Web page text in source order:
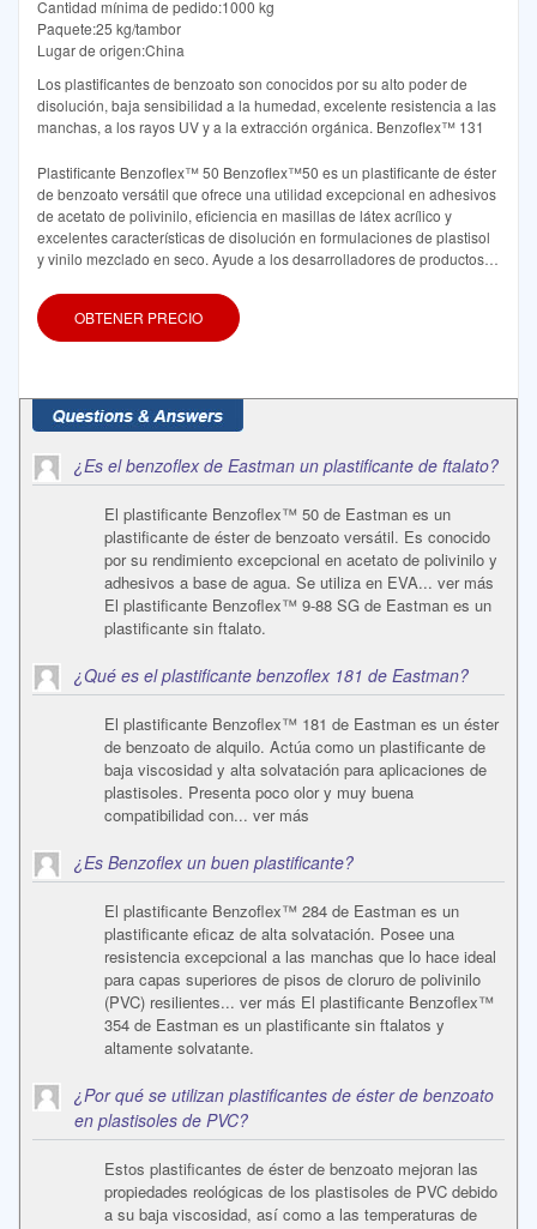
Cantidad mínima de pedido:1000 kg
Paquete:25 kg/tambor
Lugar de origen:China
Los plastificantes de benzoato son conocidos por su alto poder de
disolución, baja sensibilidad a la humedad, excelente resistencia a las
manchas, a los rayos UV y a la extracción orgánica. Benzoflex™ 131
Plastificante Benzoflex™ 50 Benzoflex™50 es un plastificante de éster
de benzoato versátil que ofrece una utilidad excepcional en adhesivos
de acetato de polivinilo, eficiencia en masillas de látex acrílico y
excelentes características de disolución en formulaciones de plastisol
y vinilo mezclado en seco. Ayude a los desarrolladores de productos,
OBTENER PRECIO
¿Es el benzoflex de Eastman un plastificante de ftalato?
El plastificante Benzoflex™ 50 de Eastman es un
plastificante de éster de benzoato versátil. Es conocido
por su rendimiento excepcional en acetato de polivinilo y
adhesivos a base de agua. Se utiliza en EVA... ver más
El plastificante Benzoflex™ 9-88 SG de Eastman es un
plastificante sin ftalato.
¿Qué es el plastificante benzoflex 181 de Eastman?
El plastificante Benzoflex™ 181 de Eastman es un éster
de benzoato de alquilo. Actúa como un plastificante de
baja viscosidad y alta solvatación para aplicaciones de
plastisoles. Presenta poco olor y muy buena
compatibilidad con... ver más
¿Es Benzoflex un buen plastificante?
El plastificante Benzoflex™ 284 de Eastman es un
plastificante eficaz de alta solvatación. Posee una
resistencia excepcional a las manchas que lo hace ideal
para capas superiores de pisos de cloruro de polivinilo
(PVC) resilientes... ver más El plastificante Benzoflex™
354 de Eastman es un plastificante sin ftalatos y
altamente solvatante.
¿Por qué se utilizan plastificantes de éster de benzoato
en plastisoles de PVC?
Estos plastificantes de éster de benzoato mejoran las
propiedades reológicas de los plastisoles de PVC debido
a su baja viscosidad, así como a las temperaturas de